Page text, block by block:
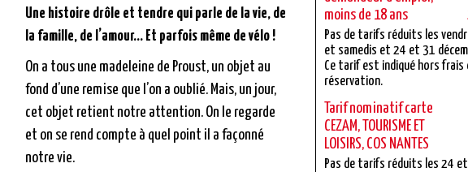
Une histoire drôle et tendre qui parle de la vie, de
la famille, de l’amour… Et parfois même de vélo !
On a tous une madeleine de Proust, un objet au
fond d’une remise que l’on a oublié. Mais, un jour,
cet objet retient notre attention. On le regarde
et on se rend compte à quel point il a façonné
notre vie.
moins de 18 ans
Pas de tarifs réduits les
et samedis et 24 et 31
Ce tarif est indiqué hors frais
réservation.
Tarif nominatif carte
CEZAM, TOURISME ET
LOISIRS, COS NANTES
Pas de tarifs réduits les 24